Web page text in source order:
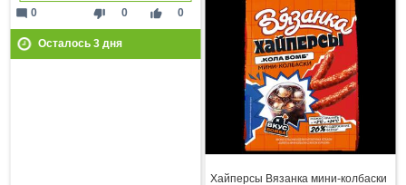
thumb_down 0 thumb_up 0
mode_comment 0
Осталось 3дня
Хайперсы Вязанка мини-колбаски